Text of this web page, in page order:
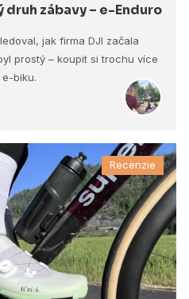
zábavy – e-Enduro
jak firma DJI začala
prostý – koupit si trochu více
biku.
Recenzie